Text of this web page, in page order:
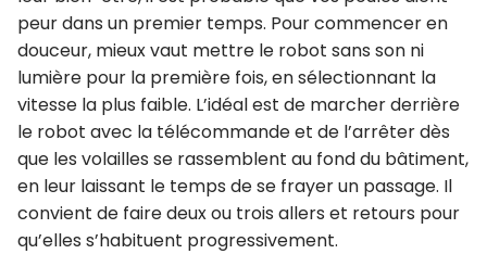
peur dans un premier temps. Pour commencer en
douceur, mieux vaut mettre le robot sans son ni
lumière pour la première fois, en sélectionnant la
vitesse la plus faible. L’idéal est de marcher derrière
le robot avec la télécommande et de l’arrêter dès
que les volailles se rassemblent au fond du bâtiment,
en leur laissant le temps de se frayer un passage. Il
convient de faire deux ou trois allers et retours pour
qu’elles s’habituent progressivement.